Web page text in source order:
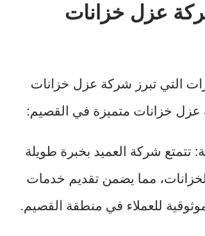
عزل خزانات
التي تبرز شركة عزل خزانات
خزانات متميزة في القصيم:
تتمتع شركة العميد بخبرة طويلة
مما يضمن تقديم خدمات
للعملاء في منطقة القصيم.